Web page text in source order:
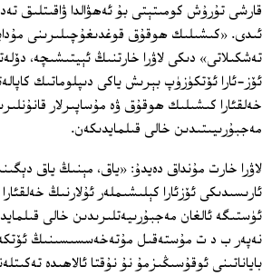
قارشى تۇرۇش كومىتېتى بۇ ئەھۋالدا ۋاقىتلىق
ئىدى. «كىشىلىك ھوقۇق قوغدىغۇچىلىرىنى
تەشكىلاتى» دىكى لاۋرا خارتنىڭ ئېيتىشىچە،
ئۆز-ئارا ئۆتكۈزۈپ بېرىش ياكى دىپلوماتىك
خەلقئارا كىشىلىك ھوقۇق ۋە مۇساپىرلار
مەجبۇرىيىتىدىن خالى قىلمايدىكەن.
لاۋرا خارت مۇنداق دەيدۇ: «ياق، مېنىڭ ياق
ئارىسىدىكى ئ‍ۆزئارا كېلىشىملەر ئۇلارنىڭ
نەپەر ب د ت مۇستەقىل مۇتەخەسسىسىنىڭ
باياناتىنى ئوقۇسىڭىزمۇ نۇ نۇقتا ئالاھىدە